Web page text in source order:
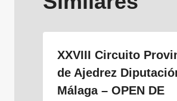
XXVIII Circuito
de Ajedrez
Málaga – OPEN DE